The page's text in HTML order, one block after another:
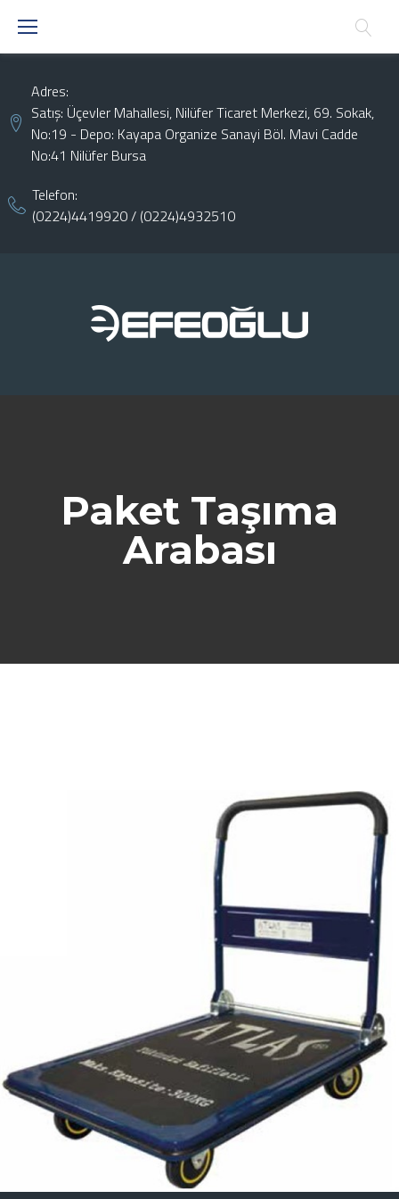
Skip
Adres:
Satış: Üçevler Mahallesi, Nilüfer Ticaret Merkezi, 69. Sokak,
No:19 - Depo: Kayapa Organize Sanayi Böl. Mavi Cadde
No:41 Nilüfer Bursa
Telefon:
(0224)4419920/ (0224)4932510
Paket Taşıma
Arabası
PAKET TAŞIMA ARABASI